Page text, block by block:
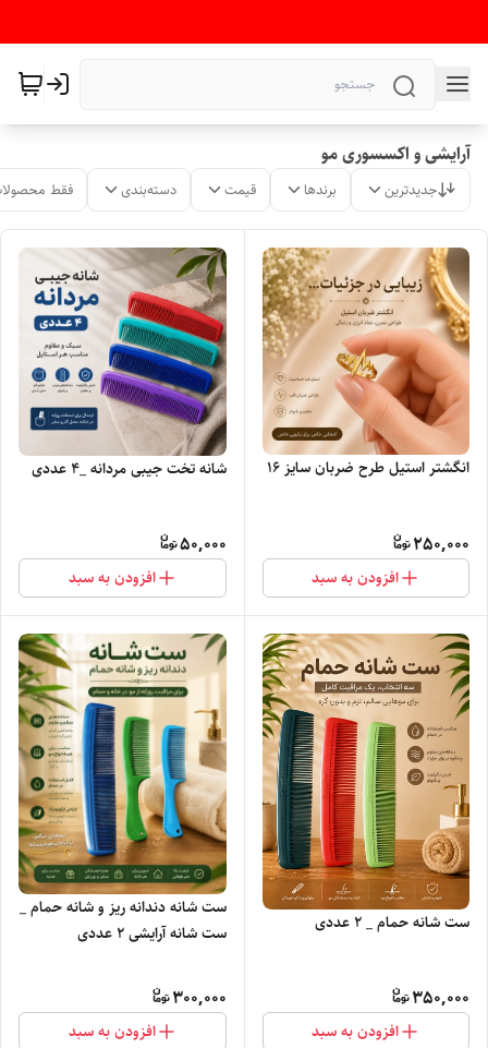
آرایشی و اکسسوری مو
جدیدترین برندها قیمت دسته‌بندی فقط
انگشتر استیل طرح ضربان سایز ۱۶
250,000
افزودن به سبد
شانه تخت جیبی مردانه _۴ عددی
50,000
افزودن به سبد
ست شانه حمام _ ۲ عددی
350,000
افزودن به سبد
ست شانه دندانه ریز و شانه حمام _
ست شانه آرایشی ۲ عددی
300,000
افزودن به سبد